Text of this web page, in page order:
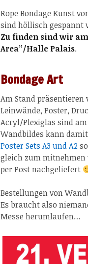
Rope Bondage Kunst
sind höllisch
Zu finden sind wir
Area”/Halle Palais.
Bondage Art
Am Stand präsentieren
Leinwände, Poster,
Acryl/Plexiglas sind am
Wandbildes kann
Poster Sets A3 und A2
gleich zum
per Post nachgeliefert
Bestellungen von
Es braucht also
Messe herumlaufen…